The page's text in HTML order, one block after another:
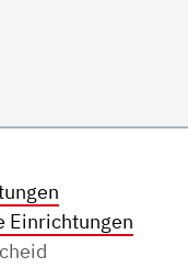
Einrichtungen